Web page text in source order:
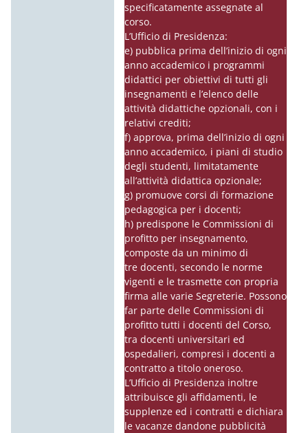
specificatamente assegnate al
corso.
L’Ufficio di Presidenza:
e) pubblica prima dell’inizio di ogni
anno accademico i programmi
didattici per obiettivi di tutti gli
insegnamenti e l’elenco delle
attività didattiche opzionali, con i
relativi crediti;
f) approva, prima dell’inizio di ogni
anno accademico, i piani di studio
degli studenti, limitatamente
all’attività didattica opzionale;
g) promuove corsi di formazione
pedagogica per i docenti;
h) predispone le Commissioni di
profitto per insegnamento,
composte da un minimo di
tre docenti, secondo le norme
vigenti e le trasmette con propria
firma alle varie Segreterie. Possono
far parte delle Commissioni di
profitto tutti i docenti del Corso,
tra docenti universitari ed
ospedalieri, compresi i docenti a
contratto a titolo oneroso.
L’Ufficio di Presidenza inoltre
attribuisce gli affidamenti, le
supplenze ed i contratti e dichiara
le vacanze dandone pubblicità